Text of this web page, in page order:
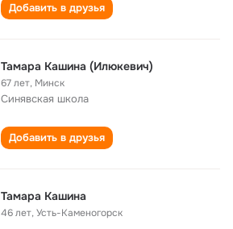
Добавить в друзья
Тамара Кашина (Илюкевич)
67 лет, Минск
Синявская школа
Добавить в друзья
Тамара Кашина
46 лет,Усть-Каменогорск